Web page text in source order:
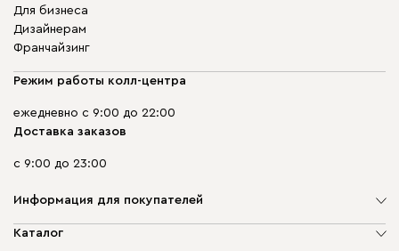
Для бизнеса
Дизайнерам
Франчайзинг
Режим работы колл-центра
ежедневно с 9:00 до 22:00
Доставка заказов
с 9:00 до 23:00
Информация для покупателей
О компании
Каталог